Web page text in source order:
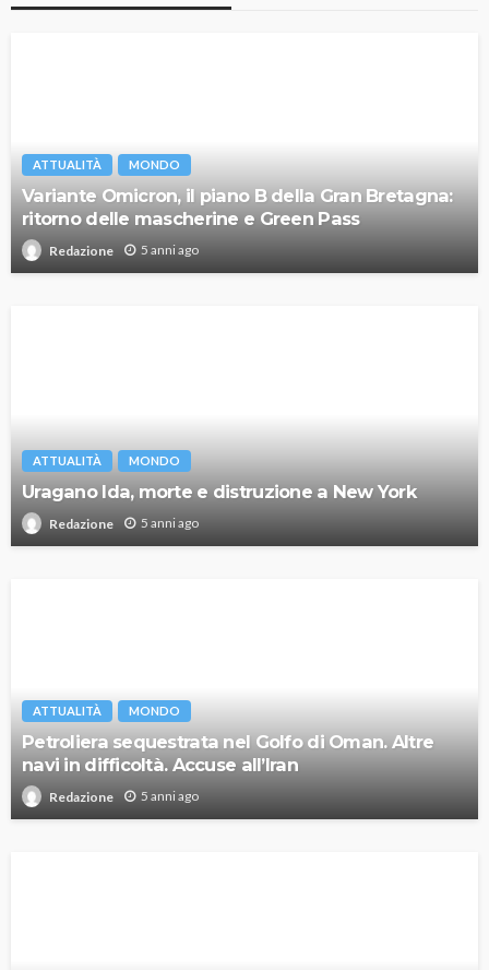
ATTUALITÀ MONDO
Variante Omicron, il piano B della Gran Bretagna:
ritorno delle mascherine e Green Pass
Redazione 5 anni ago
ATTUALITÀ MONDO
Uragano Ida, morte e distruzione a New York
Redazione 5 anni ago
ATTUALITÀ MONDO
Petroliera sequestrata nel Golfo di Oman. Altre
navi in difficoltà. Accuse all’Iran
Redazione 5 anni ago